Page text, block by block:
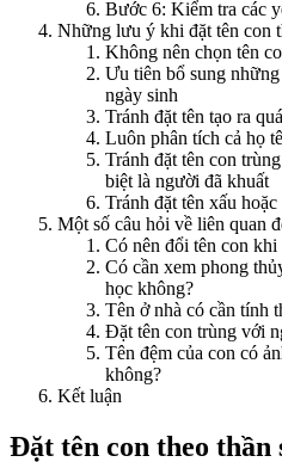
Bước 6: Kiểm tra các
Những lưu ý khi đặt tên con
Không nên chọn tên
Ưu tiên bổ sung
ngày sinh
Tránh đặt tên tạo ra
Luôn phân tích cả họ
Tránh đặt tên con
biệt là người đã khuất
Tránh đặt tên xấu
Một số câu hỏi về liên quan
Có nên đổi tên con
Có cần xem phong
học không?
Tên ở nhà có cần tính
Đặt tên con trùng với
Tên đệm của con có
không?
Kết luận
Đặt tên con theo thần